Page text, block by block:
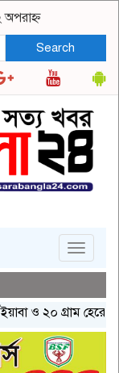
Search
Toggle
ও ২০ গ্রাম হেরোইনসহ